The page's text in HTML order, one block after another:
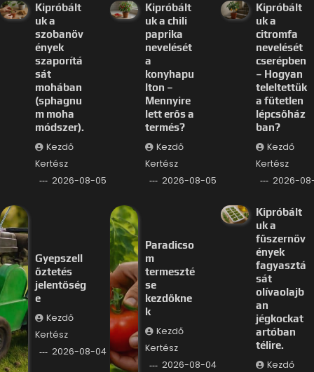
Kipróbált
uk a
szobanöv
ények
szaporítá
sát
mohában
(sphagnu
m moha
módszer).
Kezdő
Kertész
2026-08-05
Kipróbált
uk a chili
paprika
nevelését
a
konyhapu
lton –
Mennyire
lett erős a
termés?
Kezdő
Kertész
2026-08-05
Kipróbált
uk a
citromfa
nevelését
cserépben
– Hogyan
teleltettük
a fűtetlen
lépcsőház
ban?
Kezdő
Kertész
2026-
Gyepszell
őztetés
jelentőség
e
Kezdő
Kertész
2026-08-04
Paradicso
m
termeszté
se
kezdőkne
k
Kezdő
Kertész
2026-08-04
Kipróbált
uk a
fűszernöv
ények
fagyasztá
sát
olívaolajb
an
jégkockat
artóban
télire.
Kezdő